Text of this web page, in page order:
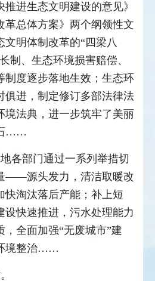
进生态文明建设的意见》
革总体方案》两个纲领性文
文明体制改革的“四梁八
制、生态环境损害赔偿、
制度逐步落地生效；生态环
俱进，制定修订多部法律法
境法典，进一步筑牢了美丽
……
各部门通过一系列举措切
——源头发力，清洁取暖改
快淘汰落后产能；补上短
设快速推进，污水处理能力
全面加强“无废城市”建
境整治……